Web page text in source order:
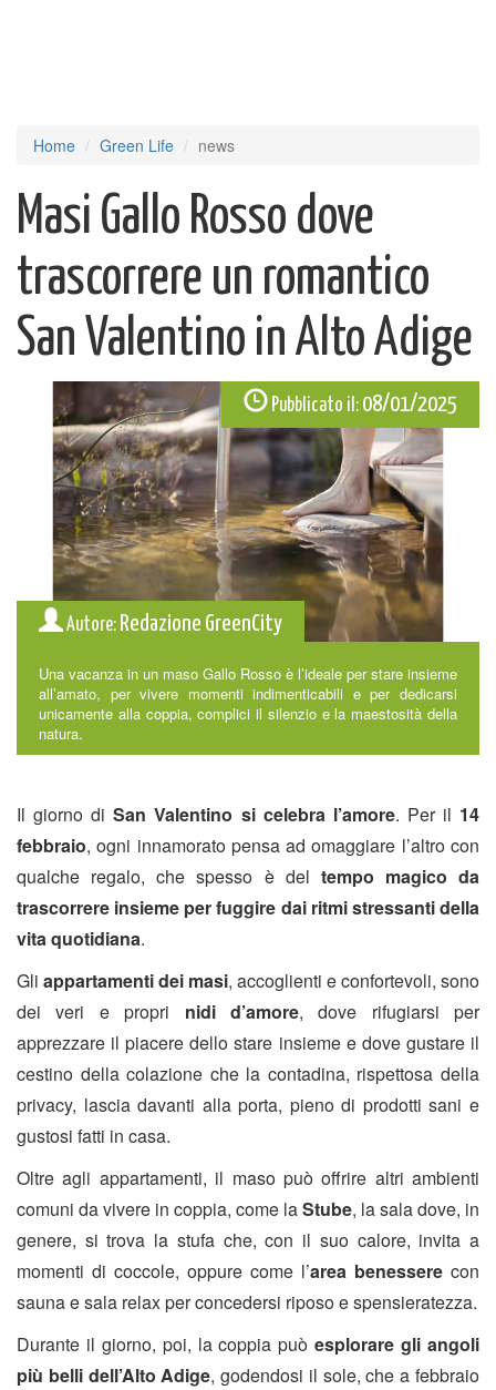
Home Green Life news
Masi Gallo Rosso dove
trascorrere un romantico
San Valentino in Alto Adige
Pubblicato il: 08/01/2025
Autore: Redazione GreenCity
Una vacanza in un maso Gallo Rosso è l’ideale per stare insieme
all’amato, per vivere momenti indimenticabili e per dedicarsi
unicamente alla coppia, complici il silenzio e la maestosità della
natura.
Il giorno diSan Valentino si celebra l’amore. Per il 14
febbraio, ogni innamorato pensa ad omaggiare l’altro con
qualche regalo, che spesso è del tempo magico da
trascorrere insieme per fuggire dai ritmi stressanti della
vita quotidiana.
Gli appartamenti dei masi, accoglienti e confortevoli, sono
dei veri e propri nidi d’amore, dove rifugiarsi per
apprezzare il piacere dello stare insieme e dove gustare il
cestino della colazione che la contadina, rispettosa della
privacy, lascia davanti alla porta, pieno di prodotti sani e
gustosi fatti in casa.
Oltre agli appartamenti, il maso può offrire altri ambienti
comuni da vivere in coppia, come laStube, la sala dove, in
genere, si trova la stufa che, con il suo calore, invita a
momenti di coccole, oppure come l’area benessere con
sauna e sala relax per concedersi riposo e spensieratezza.
Durante il giorno, poi, la coppia puòesplorare gli angoli
più belli dell’Alto Adige, godendosi il sole, che a febbraio